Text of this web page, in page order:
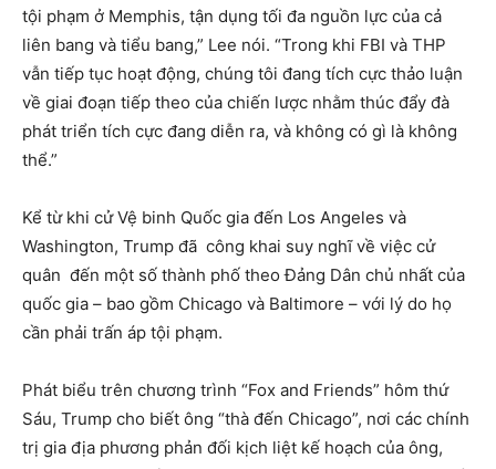
tội phạm ở Memphis, tận dụng tối đa nguồn lực của cả
liên bang và tiểu bang,” Lee nói. “Trong khi FBI và THP
vẫn tiếp tục hoạt động, chúng tôi đang tích cực thảo luận
về giai đoạn tiếp theo của chiến lược nhằm thúc đẩy đà
phát triển tích cực đang diễn ra, và không có gì là không
thể.”
Kể từ khi cử Vệ binh Quốc gia đến Los Angeles và
Washington, Trump đã công khai suy nghĩ về việc cử
quân đến một số thành phố theo Đảng Dân chủ nhất của
quốc gia – bao gồm Chicago và Baltimore – với lý do họ
cần phải trấn áp tội phạm.
Phát biểu trên chương trình “Fox and Friends” hôm thứ
Sáu, Trump cho biết ông “thà đến Chicago”, nơi các chính
trị gia địa phương phản đối kịch liệt kế hoạch của ông,